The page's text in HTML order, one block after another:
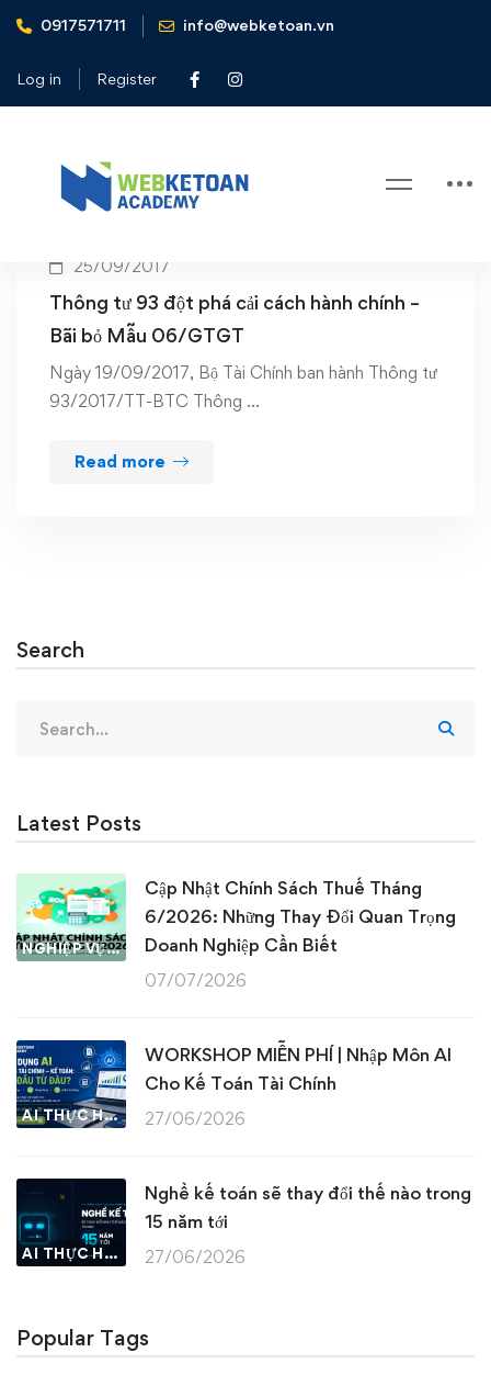
0917571711 info@webketoan.vn
Log in Register
Home Bỏ mẫu 06/GTGT
Tag: Bỏ mẫu 06/GTGT
25/09/2017
Thông tư 93 đột phá cải cách hành chính –
Bãi bỏ Mẫu 06/GTGT
Ngày 19/09/2017, Bộ Tài Chính ban hành Thông tư
93/2017/TT-BTC Thông …
Read more
Search
for:
Latest Posts
NGHIỆP VỤ KẾ TOÁN & THUẾ
Cập Nhật Chính Sách Thuế Tháng
6/2026: Những Thay Đổi Quan Trọng
Doanh Nghiệp Cần Biết
07/07/2026
AI THỰC HÀNH
WORKSHOP MIỄN PHÍ | Nhập Môn AI
Cho Kế Toán Tài Chính
27/06/2026
AI THỰC HÀNH
Nghề kế toán sẽ thay đổi thế nào trong
15 năm tới
27/06/2026
Popular Tags